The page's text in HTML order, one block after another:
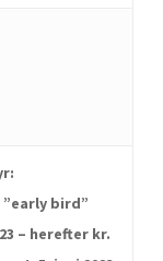
”early bird”
– herefter kr.